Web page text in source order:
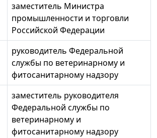
заместитель Министра
промышленности и торговли
Российской Федерации
руководитель Федеральной
службы по ветеринарному и
фитосанитарному надзору
заместитель руководителя
Федеральной службы по
ветеринарному и
фитосанитарному надзору